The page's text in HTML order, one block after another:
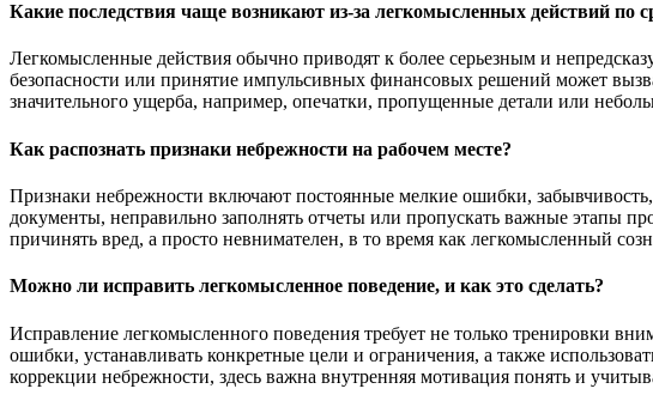
Какие последствия чаще возникают из-за легкомысленных действий по
Легкомысленные действия обычно приводят к более серьезным и
безопасности или принятие импульсивных финансовых решений может
значительного ущерба, например, опечатки, пропущенные детали или
Как распознать признаки небрежности на рабочем месте?
Признаки небрежности включают постоянные мелкие ошибки,
документы, неправильно заполнять отчеты или пропускать важные этапы
причинять вред, а просто невнимателен, в то время как легкомысленный
Можно ли исправить легкомысленное поведение, и как это сделать?
Исправление легкомысленного поведения требует не только тренировки
ошибки, устанавливать конкретные цели и ограничения, а также
коррекции небрежности, здесь важна внутренняя мотивация понять и